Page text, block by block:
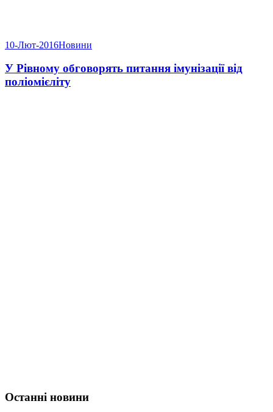
10-Лют-2016Новини
У Рівному обговорять питання імунізації від
поліомієліту
Останні новини